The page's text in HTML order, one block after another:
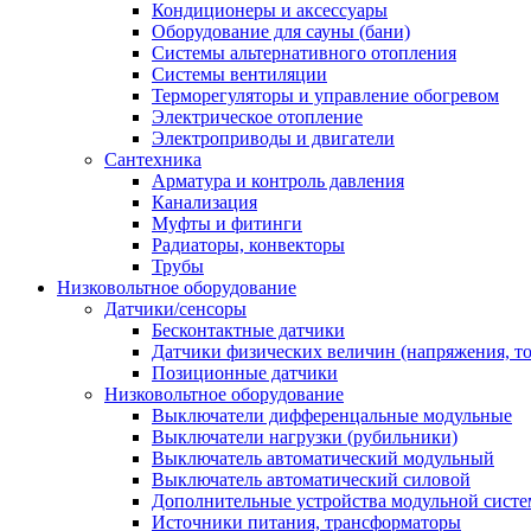
Кондиционеры и аксессуары
Оборудование для сауны (бани)
Системы альтернативного отопления
Системы вентиляции
Терморегуляторы и управление обогревом
Электрическое отопление
Электроприводы и двигатели
Сантехника
Арматура и контроль давления
Канализация
Муфты и фитинги
Радиаторы, конвекторы
Трубы
Низковольтное оборудование
Датчики/сенсоры
Бесконтактные датчики
Датчики физических величин (напряжения,
Позиционные датчики
Низковольтное оборудование
Выключатели дифференцальные модульные
Выключатели нагрузки (рубильники)
Выключатель автоматический модульный
Выключатель автоматический силовой
Дополнительные устройства модульной
Источники питания, трансформаторы